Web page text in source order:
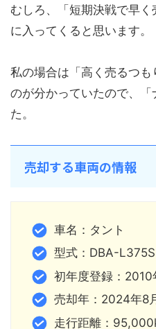
むしろ、「短期決戦で早
に入ってくると思います。
私の場合は「高く売るつも
のが分かっていたので、
た。
売却する車両の情報
車名：タント
型式：DBA-L375S
初年度登録：2010
売却年：2024年8
走行距離：